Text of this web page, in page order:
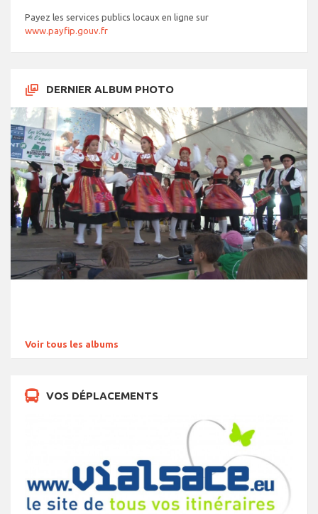
Payez les services publics locaux en ligne sur
www.payfip.gouv.fr
DERNIER ALBUM PHOTO
Voir tous les albums
VOS DÉPLACEMENTS